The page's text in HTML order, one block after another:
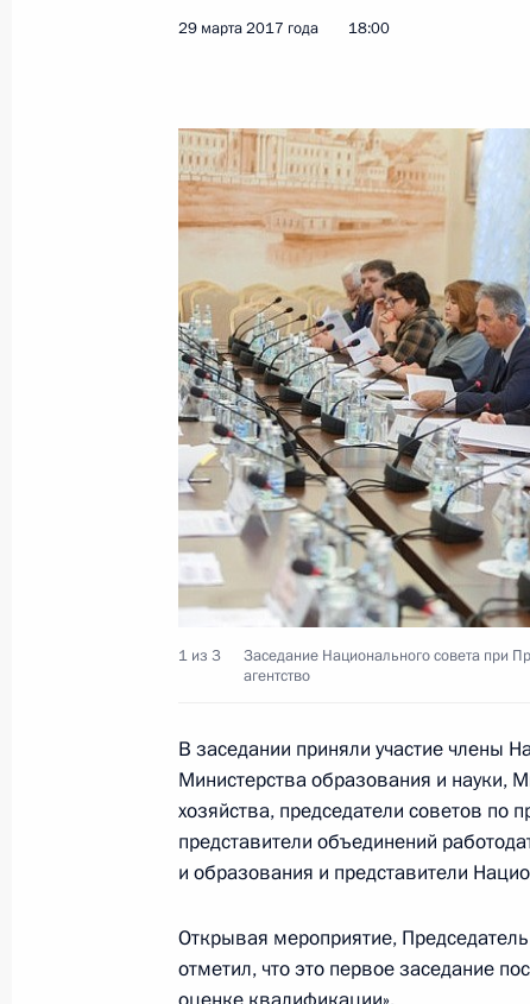
Заседание Комиссии по вопросам
Заседание Военно-промышленной
25 апреля 2017 года, 15:50 Рыбинск
20 апреля 2017 года, четверг
Заседание оргкомитета «Победа»
20 апреля 2017 года, 14:30 Москва, Кремль
18 апреля 2017 года, вторник
Заседание президиума Совета по
11 апреля 2017 года, вторник
Заседание Комиссии по вопросам
11 апреля 2017 года, 16:00
2 апреля 2017 года, воскресенье
29 марта 2017 года 18:00
1 из 3
Заседание Национального совета при
агентство
В заседании приняли участие члены
Министерства образования и науки,
хозяйства, председатели советов
представители объединений
и образования и представители
Открывая мероприятие,
отметил, что это первое заседание